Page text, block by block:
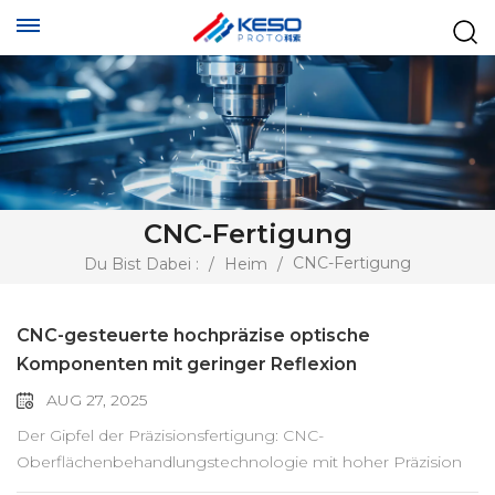
CNC-Fertigung
Du Bist Dabei : / Heim / CNC-Fertigung
CNC-gesteuerte hochpräzise optische
Komponenten mit geringer Reflexion
AUG 27, 2025
Der Gipfel der Präzisionsfertigung: CNC-
Oberflächenbehandlungstechnologie mit hoher Präzision
und geringer Reflektivität In der modernen